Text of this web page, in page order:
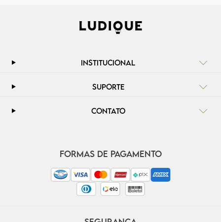
INSTITUCIONAL
SUPORTE
CONTATO
FORMAS DE PAGAMENTO